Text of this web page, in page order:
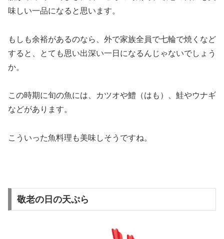
味しい一品になると思います。
もしも余裕があるのなら、外で家族全員で七輪で焼く など
すると、とても思い出深い一日になるんじゃないでしょう
か。
この時期に旬の魚には、カツオや鱧（はも）、鮭やウナギ
などがあります。
こういった魚料理も美味しそうですね。
敬老の日の天ぷら